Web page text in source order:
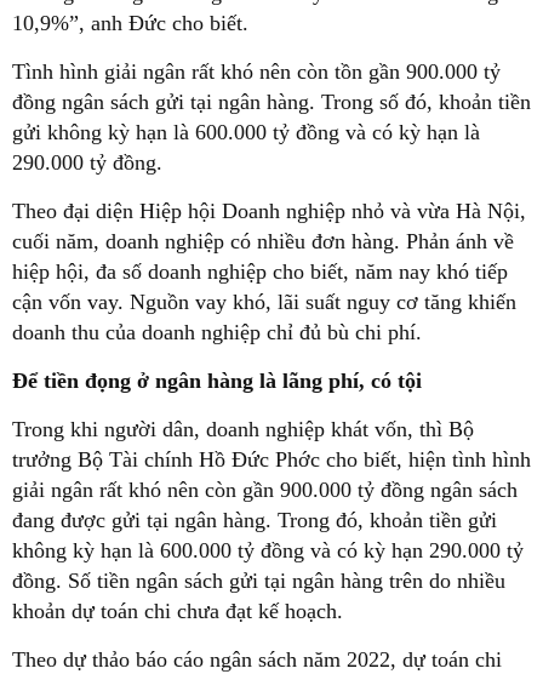
10,9%”, anh Đức cho biết.
Tình hình giải ngân rất khó nên còn tồn gần 900.000 tỷ
đồng ngân sách gửi tại ngân hàng. Trong số đó, khoản tiền
gửi không kỳ hạn là 600.000 tỷ đồng và có kỳ hạn là
290.000 tỷ đồng.
Theo đại diện Hiệp hội Doanh nghiệp nhỏ và vừa Hà Nội,
cuối năm, doanh nghiệp có nhiều đơn hàng. Phản ánh về
hiệp hội, đa số doanh nghiệp cho biết, năm nay khó tiếp
cận vốn vay. Nguồn vay khó, lãi suất nguy cơ tăng khiến
doanh thu của doanh nghiệp chỉ đủ bù chi phí.
Để tiền đọng ở ngân hàng là lãng phí, có tội
Trong khi người dân, doanh nghiệp khát vốn, thì Bộ
trưởng Bộ Tài chính Hồ Đức Phớc cho biết, hiện tình hình
giải ngân rất khó nên còn gần 900.000 tỷ đồng ngân sách
đang được gửi tại ngân hàng. Trong đó, khoản tiền gửi
không kỳ hạn là 600.000 tỷ đồng và có kỳ hạn 290.000 tỷ
đồng. Số tiền ngân sách gửi tại ngân hàng trên do nhiều
khoản dự toán chi chưa đạt kế hoạch.
Theo dự thảo báo cáo ngân sách năm 2022, dự toán chi